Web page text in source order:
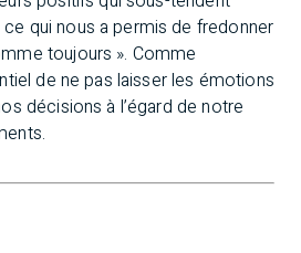
qui nous a permis de fredonner
toujours ». Comme
de ne pas laisser les émotions
décisions à l’égard de notre